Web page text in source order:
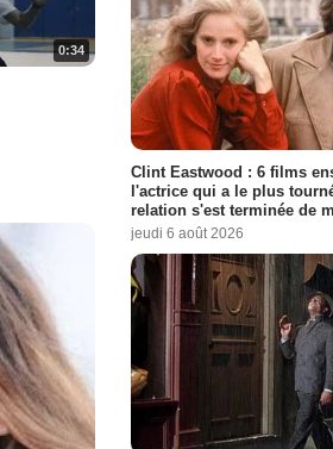
0:34
Clint Eastwood : 6 films
l'actrice qui a le plus
relation s'est terminée de
jeudi 6 août 2026